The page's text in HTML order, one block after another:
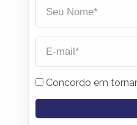
Concordo em